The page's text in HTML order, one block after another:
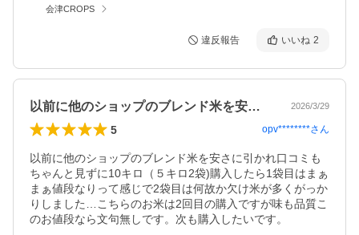
会津CROPS
違反報告 いいね 2
以前に他のショップのブレンド米を安さに… 2026/3/29
5 opv********さん
以前に他のショップのブレンド米を安さに引かれ口コミも
ちゃんと見ずに10キロ（５キロ2袋)購入したら1袋目はまぁ
まぁ値段なりって感じで2袋目は何故か欠け米が多くがっか
りしました…こちらのお米は2回目の購入ですが味も品質こ
のお値段なら文句無しです。次も購入したいです。